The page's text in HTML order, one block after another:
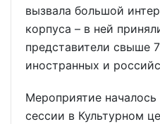
вызвала большой
корпуса – в ней
представители свыше
иностранных и
Мероприятие
сессии в Культурном